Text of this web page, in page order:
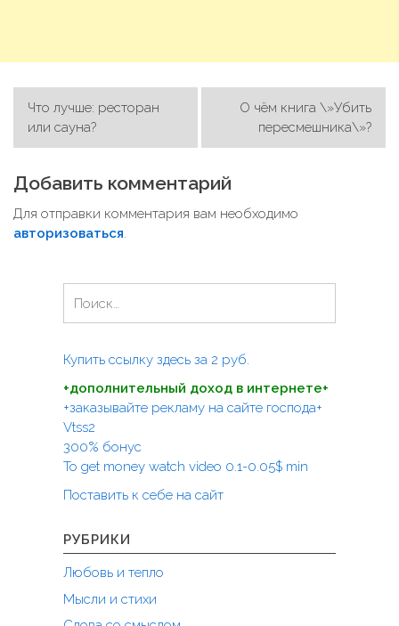
а
в
и
г
Что лучше: ресторан
или сауна?
О чём книга \»Убить
пересмешника\»?
Добавить комментарий
Для отправки комментария вам необходимо
авторизоваться.
т
:
Купить ссылку здесь за 2 руб.
+дополнительный доход в интернете+
+заказывайте рекламу на сайте господа+
Vtss2
300% бонус
To get money watch video 0.1-0.05$ min
Поставить к себе на сайт
РУБРИКИ
Любовь и тепло
Мысли и стихи